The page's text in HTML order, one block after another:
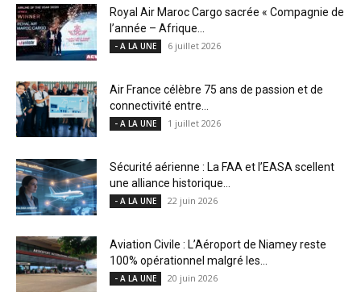
Royal Air Maroc Cargo sacrée « Compagnie de
l’année – Afrique...
- A LA UNE 6 juillet 2026
Air France célèbre 75 ans de passion et de
connectivité entre...
- A LA UNE 1 juillet 2026
Sécurité aérienne : La FAA et l’EASA scellent
une alliance historique...
- A LA UNE 22 juin 2026
Aviation Civile : L’Aéroport de Niamey reste
100% opérationnel malgré les...
- A LA UNE 20 juin 2026